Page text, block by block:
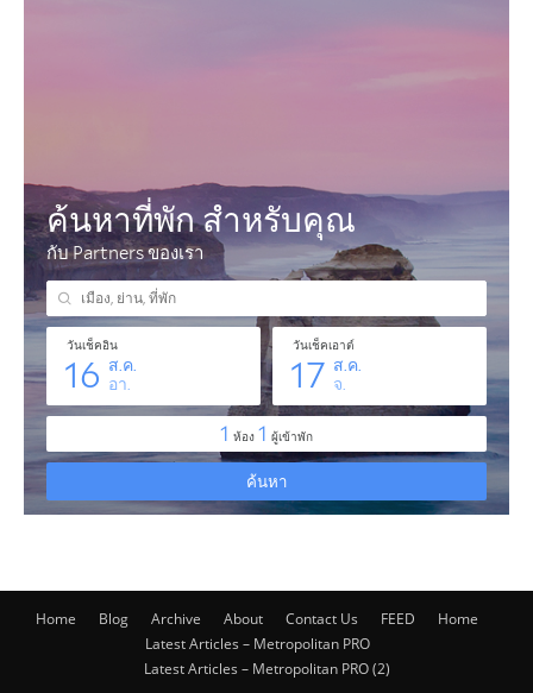
Home Blog Archive About Contact Us FEED
Home
Latest Articles – Metropolitan PRO
Latest Articles – Metropolitan PRO (2)